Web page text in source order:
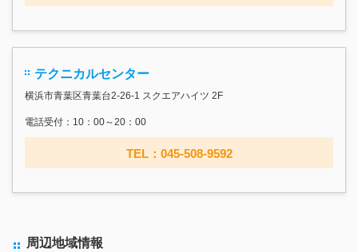
テクニカルセンター
横浜市青葉区青葉台2-26-1 スクエアハイツ 2F
電話受付：10：00～20：00
TEL：045-508-9592
周辺地域情報